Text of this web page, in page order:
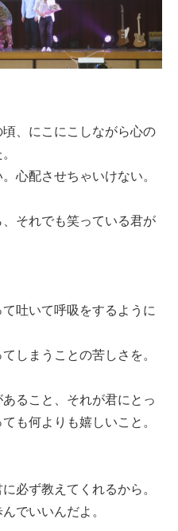
、にこにこしながら心の
心配させちゃいけない。
それでも笑っている君が
吐いて呼吸をするように
しまうことの苦しさを。
ること、それが君にとっ
も何よりも嬉しいこと。
必ず教えてくれるから。
でいいんだよ。